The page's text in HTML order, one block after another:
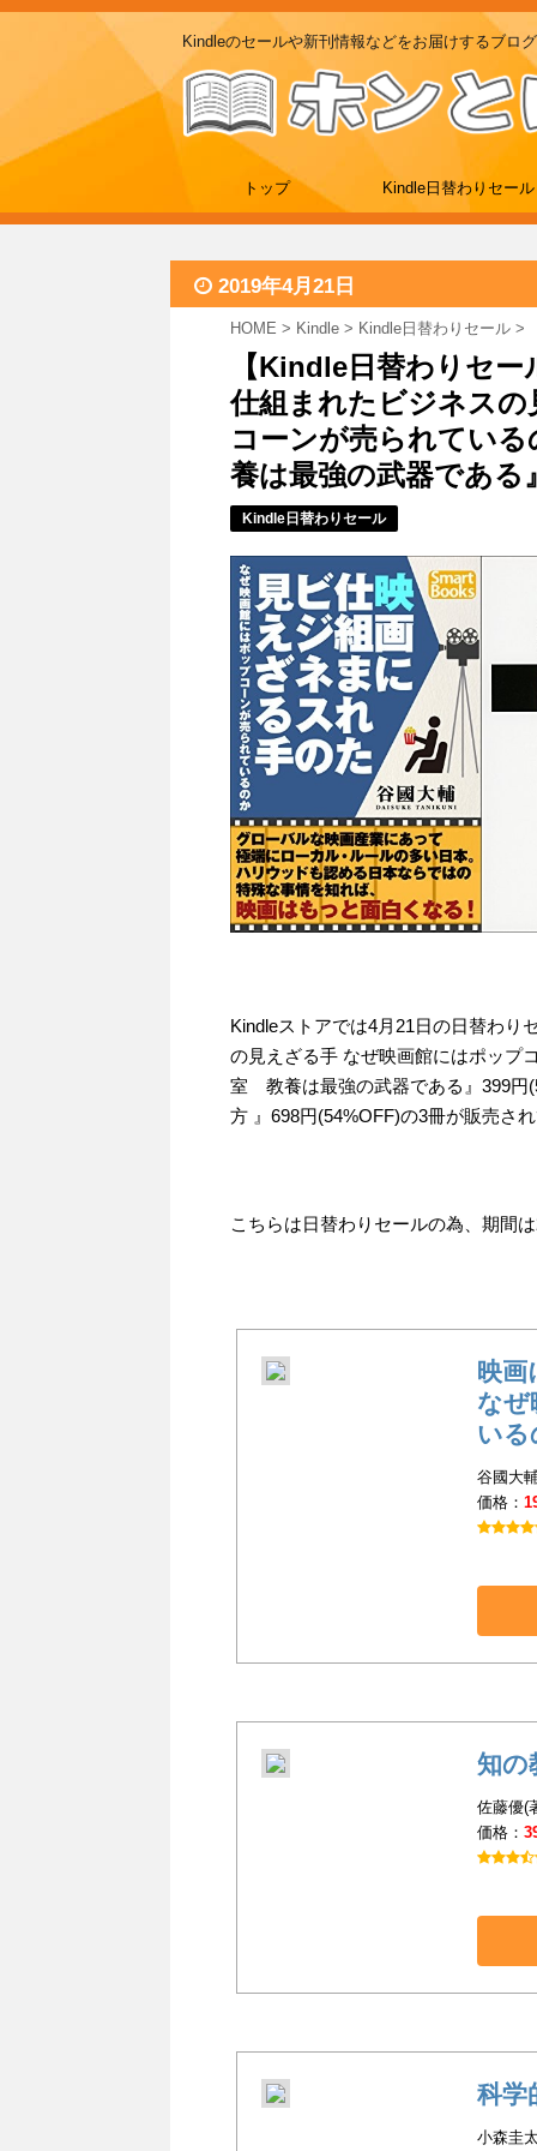
Kindleのセールや新刊情報などをお届けするブログ
トップ Kindle日替わりセール
2019年4月21日
HOME > Kindle > Kindle日替わりセール >
【Kindle日替わりセ
仕組まれたビジネス
コーンが売られてい
養は最強の武器である
Kindle日替わりセール
Kindleストアでは4月21日の日替わり
の見えざる手 なぜ映画館にはポップ
室 教養は最強の武器である』399円
方 』698円(54%OFF)の3冊が販売され
こちらは日替わりセールの為、期間
映
なぜ
いる
谷國大
価格：
知の
佐藤優(
価格：
科学
小森圭